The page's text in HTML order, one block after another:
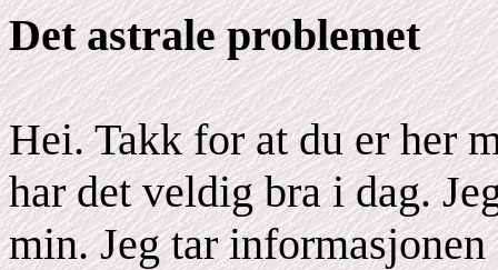
Det astrale problemet
Hei. Takk for at du er her
har det veldig bra i dag.
min. Jeg tar